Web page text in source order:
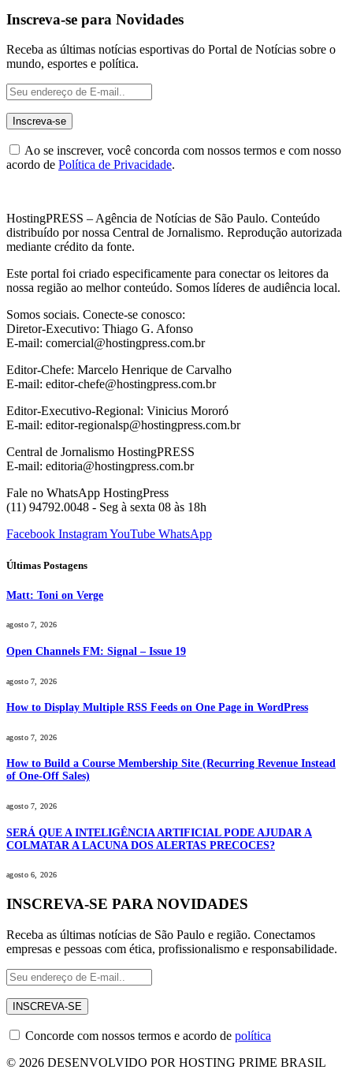
Inscreva-se para Novidades
Receba as últimas notícias esportivas do Portal de Notícias sobre o
mundo, esportes e política.
Ao se inscrever, você concorda com nossos termos e com nosso
acordo de Política de Privacidade.
HostingPRESS – Agência de Notícias de São Paulo. Conteúdo
distribuído por nossa Central de Jornalismo. Reprodução autorizada
mediante crédito da fonte.
Este portal foi criado especificamente para conectar os leitores da
nossa região ao melhor conteúdo. Somos líderes de audiência local.
Somos sociais. Conecte-se conosco:
Diretor-Executivo: Thiago G. Afonso
E-mail: comercial@hostingpress.com.br
Editor-Chefe: Marcelo Henrique de Carvalho
E-mail: editor-chefe@hostingpress.com.br
Editor-Executivo-Regional: Vinicius Mororó
E-mail: editor-regionalsp@hostingpress.com.br
Central de Jornalismo HostingPRESS
E-mail: editoria@hostingpress.com.br
Fale no WhatsApp HostingPress
(11) 94792.0048 - Seg à sexta 08 às 18h
Facebook InstagramYouTube WhatsApp
Últimas Postagens
Matt: Toni on Verge
agosto 7, 2026
Open Channels FM: Signal – Issue 19
agosto 7, 2026
How to Display Multiple RSS Feeds on One Page in WordPress
agosto 7, 2026
How to Build a Course Membership Site (Recurring Revenue Instead
of One-Off Sales)
agosto 7, 2026
SERÁ QUE A INTELIGÊNCIA ARTIFICIAL PODE AJUDAR A
COLMATAR A LACUNA DOS ALERTAS PRECOCES?
agosto 6, 2026
INSCREVA-SE PARA NOVIDADES
Receba as últimas notícias de São Paulo e região. Conectamos
empresas e pessoas com ética, profissionalismo e responsabilidade.
Concorde com nossos termos e acordo de política
© 2026 DESENVOLVIDO POR HOSTING PRIME BRASIL